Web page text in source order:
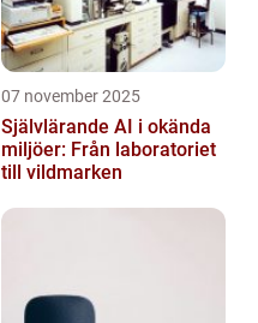
07 november 2025
Självlärande AI i okända
miljöer: Från laboratoriet
till vildmarken